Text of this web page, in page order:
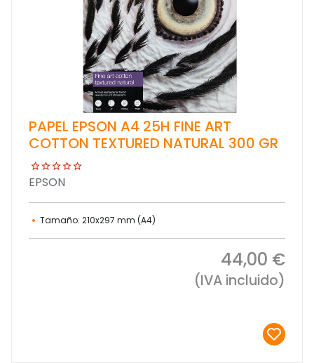
PAPEL EPSON A4 25H FINE ART
COTTON TEXTURED NATURAL 300 GR
EPSON
Tamaño: 210x297 mm (A4)
44,00 €
(IVA incluido)